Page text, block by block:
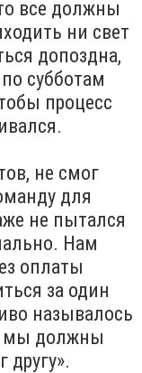
все должны
ни свет
допоздна,
субботам
процесс
не смог
для
не пытался
Нам
оплаты
за один
называлось
мы должны
другу».